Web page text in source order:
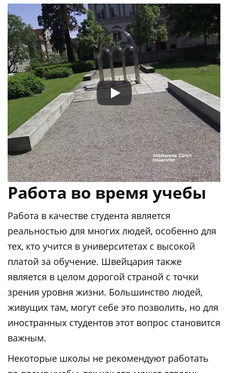
Работа во время учебы
Работа в качестве студента является
реальностью для многих людей, особенно для
тех, кто учится в университетах с высокой
платой за обучение. Швейцария также
является в целом дорогой страной с точки
зрения уровня жизни. Большинство людей,
живущих там, могут себе это позволить, но для
иностранных студентов этот вопрос становится
важным.
Некоторые школы не рекомендуют работать